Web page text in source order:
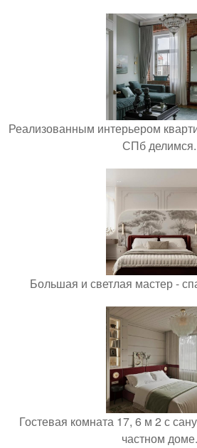
Реализованным интерьером
СПб делимся.
Большая и светлая мастер -
Гостевая комната 17, 6 м 2 с
частном доме.